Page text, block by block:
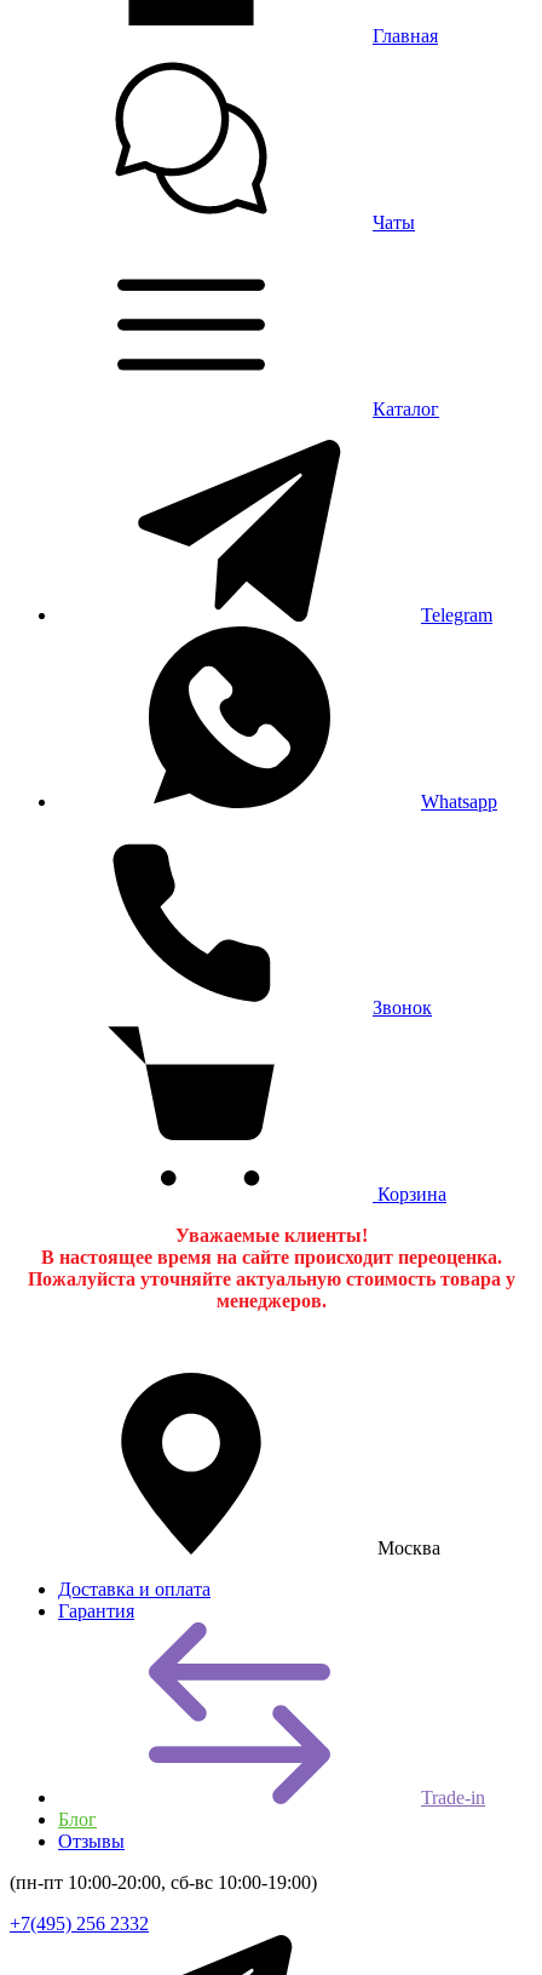
Главная
Чаты
Каталог
Telegram
Whatsapp
Звонок
Корзина
Уважаемые клиенты!
В настоящее время на сайте происходит переоценка.
Пожалуйста уточняйте актуальную стоимость товара у
менеджеров.
Москва
Доставка и оплата
Гарантия
Trade-in
Блог
Отзывы
(пн-пт 10:00-20:00, сб-вс 10:00-19:00)
+7(495) 256 2332